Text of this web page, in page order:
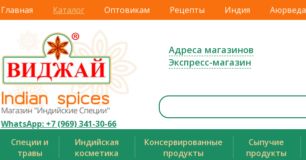
Главная Каталог Оптовикам Рецепты Индия Аюрведа
WhatsApp: +7 (969) 341-30-66
Адреса магазинов
Экспресс-магазин
Специи и
травы
Индийская
косметика
Консервированные
продукты
Сыпучие
продукты